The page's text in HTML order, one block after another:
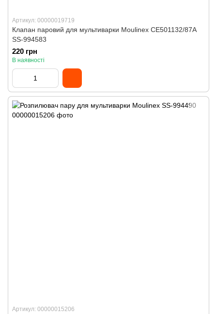
Артикул: 00000019719
Клапан паровий для мультиварки Moulinex CE501132/87A
SS-994583
220 грн
В наявності
Артикул: 00000015206